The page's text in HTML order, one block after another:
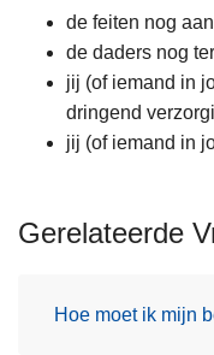
de feiten nog
de daders nog
jij (of iemand in
dringend
jij (of iemand in
Gerelateerde
Hoe moet ik mijn